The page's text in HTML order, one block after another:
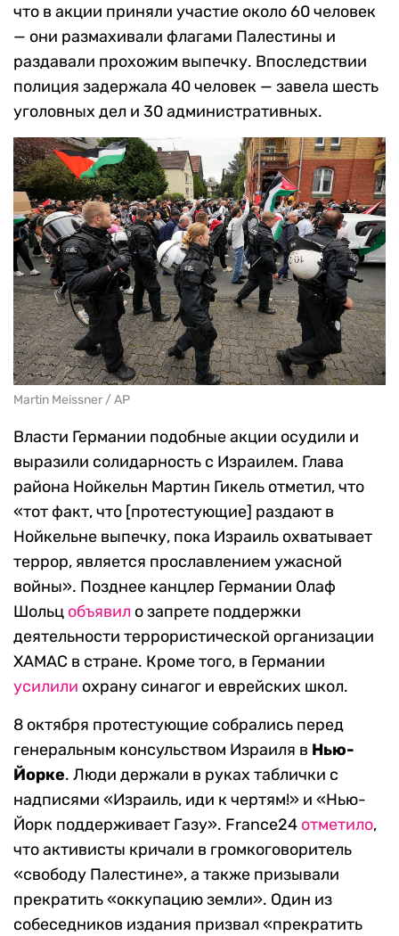
что в акции приняли участие около 60 человек
— они размахивали флагами Палестины и
раздавали прохожим выпечку. Впоследствии
полиция задержала 40 человек — завела шесть
уголовных дел и 30 административных.
Martin Meissner / AP
Власти Германии подобные акции осудили и
выразили солидарность с Израилем. Глава
района Нойкельн Мартин Гикель отметил, что
«тот факт, что [протестующие] раздают в
Нойкельне выпечку, пока Израиль охватывает
террор, является прославлением ужасной
войны». Позднее канцлер Германии Олаф
Шольц объявил о запрете поддержки
деятельности террористической организации
ХАМАС в стране. Кроме того, в Германии
усилили охрану синагог и еврейских школ.
8 октября протестующие собрались перед
генеральным консульством Израиля в Нью-
Йорке. Люди держали в руках таблички с
надписями «Израиль, иди к чертям!» и «Нью-
Йорк поддерживает Газу». France24 отметило,
что активисты кричали в громкоговоритель
«свободу Палестине», а также призывали
прекратить «оккупацию земли». Один из
собеседников издания призвал «прекратить